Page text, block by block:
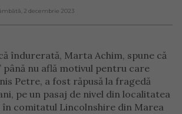
2 decembrie 2023
îndurerată, Marta Achim, spune că
până nu află motivul pentru care
Petre, a fost răpusă la fragedă
pe un pasaj de nivel din localitatea
în comitatul Lincolnshire din Marea